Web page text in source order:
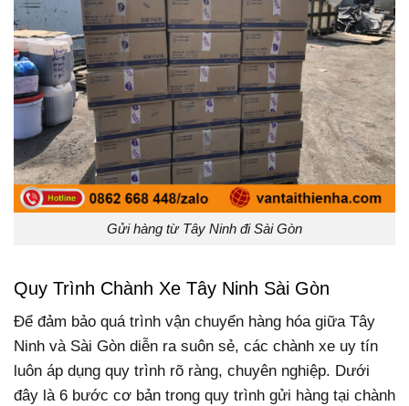
Gửi hàng từ Tây Ninh đi Sài Gòn
Quy Trình Chành Xe Tây Ninh Sài Gòn
Để đảm bảo quá trình vận chuyển hàng hóa giữa Tây
Ninh và Sài Gòn diễn ra suôn sẻ, các chành xe uy tín
luôn áp dụng quy trình rõ ràng, chuyên nghiệp. Dưới
đây là 6 bước cơ bản trong quy trình gửi hàng tại chành